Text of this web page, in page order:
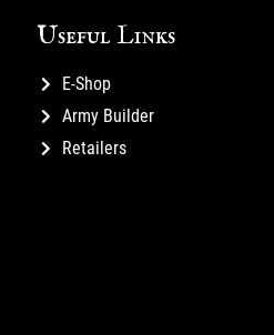
Useful Links
E-Shop
Army Builder
Retailers